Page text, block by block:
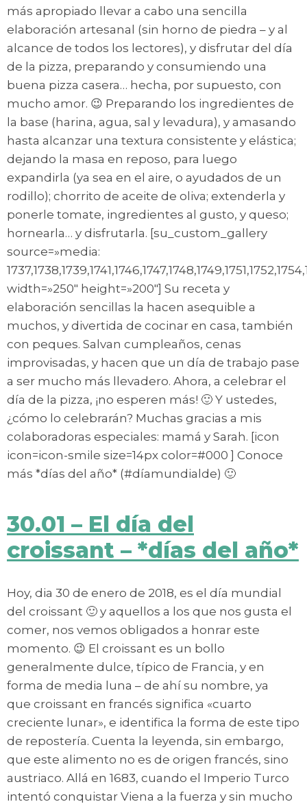
más apropiado llevar a cabo una sencilla
elaboración artesanal (sin horno de piedra – y al
alcance de todos los lectores), y disfrutar del día
de la pizza, preparando y consumiendo una
buena pizza casera… hecha, por supuesto, con
mucho amor. 😉 Preparando los ingredientes de
la base (harina, agua, sal y levadura), y amasando
hasta alcanzar una textura consistente y elástica;
dejando la masa en reposo, para luego
expandirla (ya sea en el aire, o ayudados de un
rodillo); chorrito de aceite de oliva; extenderla y
ponerle tomate, ingredientes al gusto, y queso;
hornearla… y disfrutarla. [su_custom_gallery
source=»media:
width=»250″ height=»200″] Su receta y
elaboración sencillas la hacen asequible a
muchos, y divertida de cocinar en casa, también
con peques. Salvan cumpleaños, cenas
improvisadas, y hacen que un día de trabajo pase
a ser mucho más llevadero. Ahora, a celebrar el
día de la pizza, ¡no esperen más! 🙂 Y ustedes,
¿cómo lo celebrarán? Muchas gracias a mis
colaboradoras especiales: mamá y Sarah. [icon
icon=icon-smile size=14px color=#000 ] Conoce
más *días del año* (#díamundialde) 🙂
30.01 – El día del
croissant – *días del año*
Hoy, dia 30 de enero de 2018, es el día mundial
del croissant 🙂 y aquellos a los que nos gusta el
comer, nos vemos obligados a honrar este
momento. 😉 El croissant es un bollo
generalmente dulce, típico de Francia, y en
forma de media luna – de ahí su nombre, ya
que croissant en francés significa «cuarto
creciente lunar», e identifica la forma de este tipo
de repostería. Cuenta la leyenda, sin embargo,
que este alimento no es de origen francés, sino
austriaco. Allá en 1683, cuando el Imperio Turco
intentó conquistar Viena a la fuerza y sin mucho